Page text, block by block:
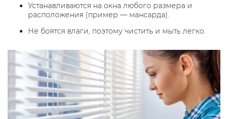
Устанавливаются на окна любого размера и
расположения (пример — мансарда).
Не боятся влаги, поэтому чистить и мыть легко.